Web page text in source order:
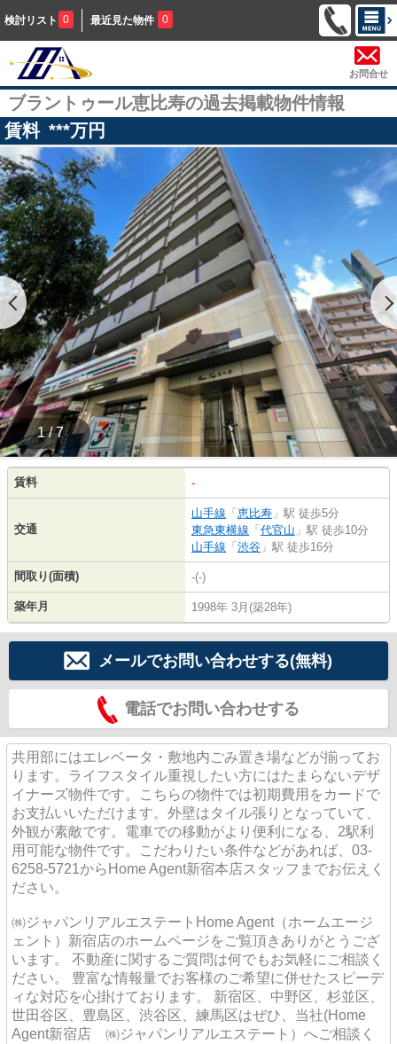
検討リスト 0 最近見た物件 0
お問合せ
ブラントゥール恵比寿の過去掲載物件情報
賃料 ***万円
1 / 7
賃料 -
交通
山手線 「 恵比寿 」駅 徒歩5分
東急東横線 「 代官山 」駅 徒歩10分
山手線 「 渋谷 」駅 徒歩16分
間取り(面積) -(-)
築年月 1998年 3月(築28年)
メールでお問い合わせする(無料)
電話でお問い合わせする
共用部にはエレベータ・敷地内ごみ置き場などが揃ってお
ります。ライフスタイル重視したい方にはたまらないデザ
イナーズ物件です。こちらの物件では初期費用をカードで
お支払いいただけます。外壁はタイル張りとなっていて、
外観が素敵です。電車での移動がより便利になる、2駅利
用可能な物件です。こだわりたい条件などがあれば、03-
6258-5721からHome Agent新宿本店スタッフまでお伝えく
ださい。
㈱ジャパンリアルエステートHome Agent（ホームエージ
ェント）新宿店のホームページをご覧頂きありがとうござ
います。 不動産に関するご質問は何でもお気軽にご相談く
ださい。 豊富な情報量でお客様のご希望に併せたスピーデ
ィな対応を心掛けております。 新宿区、中野区、杉並区、
世田谷区、豊島区、渋谷区、練馬区はぜひ、当社(Home
Agent新宿店 ㈱ジャパンリアルエステート）へご相談く